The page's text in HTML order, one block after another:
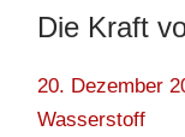
Die Kraft
Posted on
20. Dezember
Wasserstoff